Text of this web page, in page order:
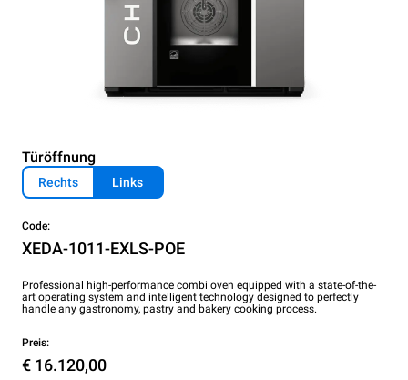
Türöffnung
Rechts Links
Code:
XEDA-1011-EXLS-POE
Professional high-performance combi oven equipped with a state-of-the-
art operating system and intelligent technology designed to perfectly
handle any gastronomy, pastry and bakery cooking process.
Preis:
€ 16.120,00